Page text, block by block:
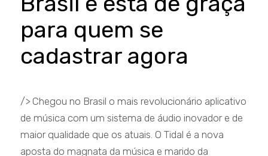
para quem se
cadastrar agora
/> Chegou no Brasil o mais revolucionário aplicativo
de música com um sistema de áudio inovador e de
maior qualidade que os atuais. O Tidal é a nova
aposta do magnata da música e marido da